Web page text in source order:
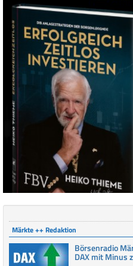
Märkte ++ Redaktion
Börsenradio
DAX mit Minus